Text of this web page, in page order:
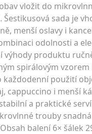
vložit do
Šestikusová sada je
menší oslavy i
odolnosti a
výhody produktu
spirálovým
použití
cappuccino i menší
a praktické
trouby
balení 6× šálek